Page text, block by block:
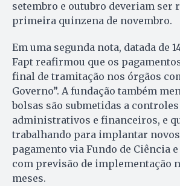
setembro e outubro deveriam ser
primeira quinzena de novembro.
Em uma segunda nota, datada de
Fapt reafirmou que os
final de tramitação nos órgãos
Governo”. A fundação também
bolsas são submetidas a controles
administrativos e financeiros, e
trabalhando para implantar
pagamento via Fundo de Ciência
com previsão de implementação
meses.